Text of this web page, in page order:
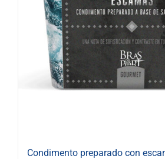
Condimento preparado con